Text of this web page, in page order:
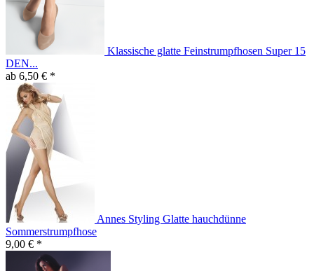
Klassische glatte Feinstrumpfhosen Super 15
DEN...
ab 6,50 € *
Annes Styling Glatte hauchdünne
Sommerstrumpfhose
9,00 € *